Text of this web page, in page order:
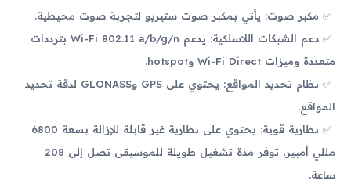
مكبر صوت: يأتي بمكبر صوت ستيريو لتجربة صوت محيطية.
دعم الشبكات اللاسلكية: يدعم Wi-Fi 802.11 a/b/g/n بترددات
متعددة وميزات Wi-Fi Direct وhotspot.
نظام تحديد المواقع: يحتوي على GPS وGLONASS لدقة تحديد
المواقع.
بطارية قوية: يحتوي على بطارية غير قابلة للإزالة بسعة 6800
مللي أمبير، توفر مدة تشغيل طويلة للموسيقى تصل إلى 208
ساعة.